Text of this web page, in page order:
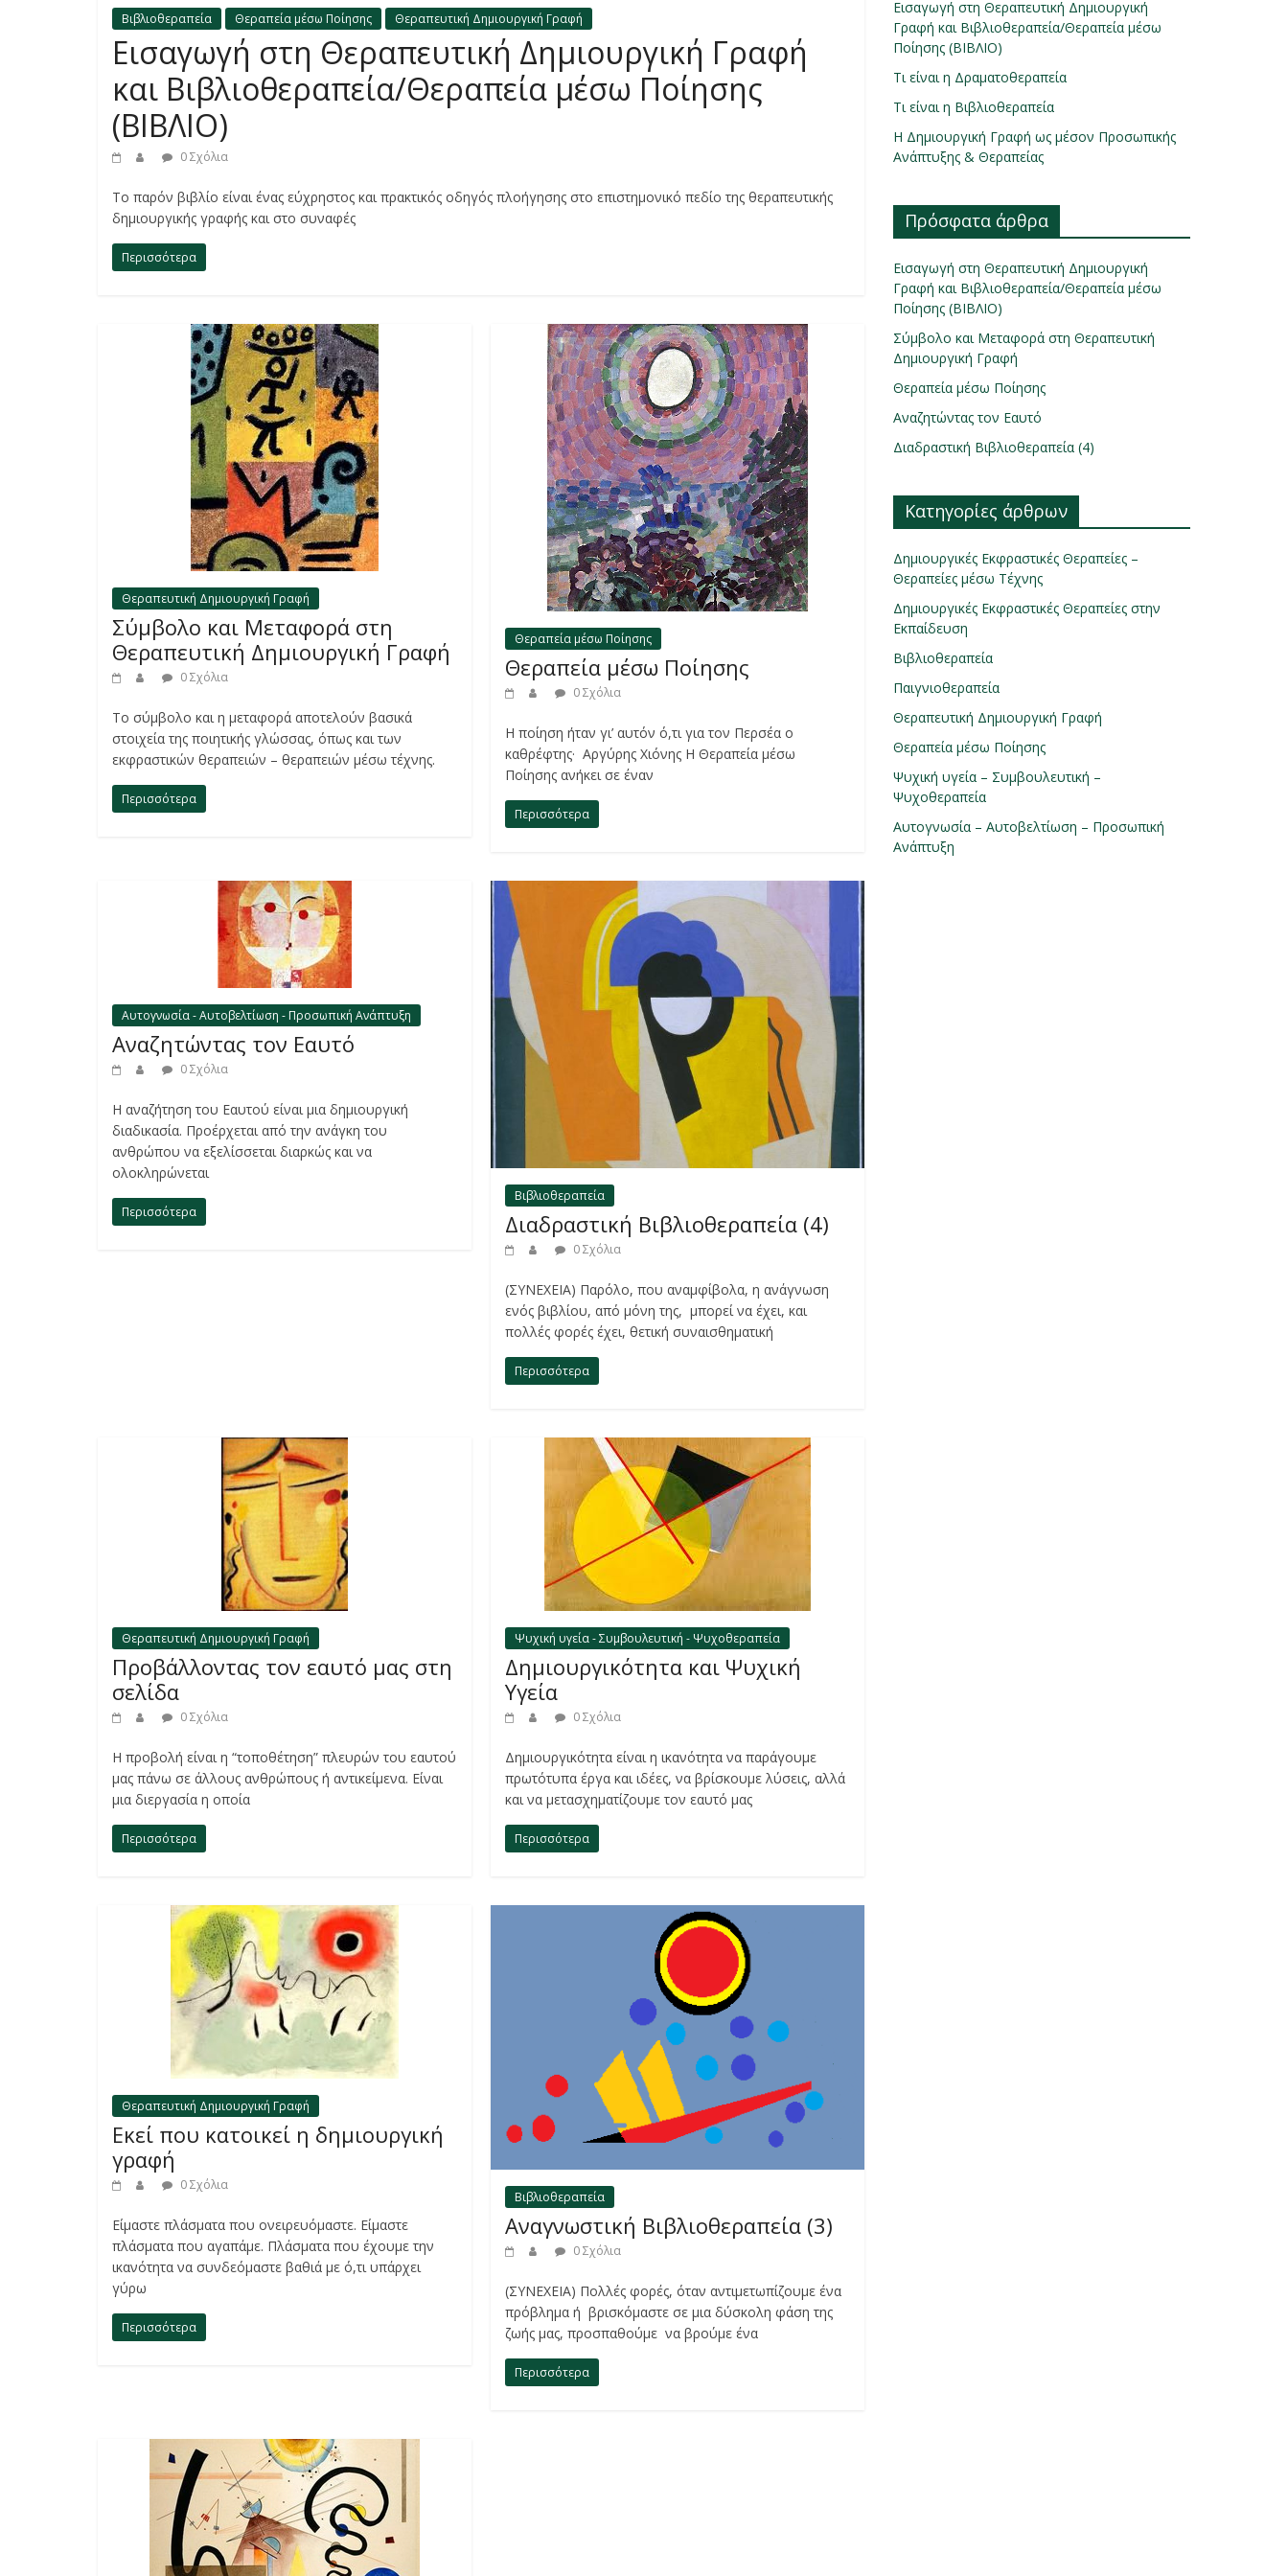
Βιβλιοθεραπεία Θεραπεία μέσω Ποίησης Θεραπευτική Δημιουργική Γραφή
Εισαγωγή στη Θεραπευτική Δημιουργική Γραφή
και Βιβλιοθεραπεία/Θεραπεία μέσω Ποίησης
(ΒΙΒΛΙΟ)
0 Σχόλια
Το παρόν βιβλίο είναι ένας εύχρηστος και πρακτικός οδηγός πλοήγησης στο επιστημονικό πεδίο της θεραπευτικής
δημιουργικής γραφής και στο συναφές
Περισσότερα
Θεραπευτική Δημιουργική Γραφή
Σύμβολο και Μεταφορά στη
Θεραπευτική Δημιουργική Γραφή
0 Σχόλια
Το σύμβολο και η μεταφορά αποτελούν βασικά
στοιχεία της ποιητικής γλώσσας, όπως και των
εκφραστικών θεραπειών – θεραπειών μέσω τέχνης.
Περισσότερα
Θεραπεία μέσω Ποίησης
Θεραπεία μέσω Ποίησης
0 Σχόλια
Η ποίηση ήταν γι’ αυτόν ό,τι για τον Περσέα ο
καθρέφτης· Αργύρης Χιόνης Η Θεραπεία μέσω
Ποίησης ανήκει σε έναν
Περισσότερα
Αυτογνωσία - Αυτοβελτίωση - Προσωπική Ανάπτυξη
Αναζητώντας τον Εαυτό
0 Σχόλια
H αναζήτηση του Εαυτού είναι μια δημιουργική
διαδικασία. Προέρχεται από την ανάγκη του
ανθρώπου να εξελίσσεται διαρκώς και να
ολοκληρώνεται
Περισσότερα
Βιβλιοθεραπεία
Διαδραστική Βιβλιοθεραπεία (4)
0 Σχόλια
(ΣΥΝΕΧΕΙΑ) Παρόλο, που αναμφίβολα, η ανάγνωση
ενός βιβλίου, από μόνη της, μπορεί να έχει, και
πολλές φορές έχει, θετική συναισθηματική
Περισσότερα
Θεραπευτική Δημιουργική Γραφή
Προβάλλοντας τον εαυτό μας στη
σελίδα
0 Σχόλια
Η προβολή είναι η “τοποθέτηση” πλευρών του εαυτού
μας πάνω σε άλλους ανθρώπους ή αντικείμενα. Είναι
μια διεργασία η οποία
Περισσότερα
Ψυχική υγεία - Συμβουλευτική - Ψυχοθεραπεία
Δημιουργικότητα και Ψυχική
Υγεία
0 Σχόλια
Δημιουργικότητα είναι η ικανότητα να παράγουμε
πρωτότυπα έργα και ιδέες, να βρίσκουμε λύσεις, αλλά
και να μετασχηματίζουμε τον εαυτό μας
Περισσότερα
Θεραπευτική Δημιουργική Γραφή
Εκεί που κατοικεί η δημιουργική
γραφή
0 Σχόλια
Είμαστε πλάσματα που ονειρευόμαστε. Είμαστε
πλάσματα που αγαπάμε. Πλάσματα που έχουμε την
ικανότητα να συνδεόμαστε βαθιά με ό,τι υπάρχει
γύρω
Περισσότερα
Βιβλιοθεραπεία
Αναγνωστική Βιβλιοθεραπεία (3)
0 Σχόλια
(ΣΥΝΕΧΕΙΑ) Πολλές φορές, όταν αντιμετωπίζουμε ένα
πρόβλημα ή βρισκόμαστε σε μια δύσκολη φάση της
ζωής μας, προσπαθούμε να βρούμε ένα
Περισσότερα
Εισαγωγή στη Θεραπευτική Δημιουργική
Γραφή και Βιβλιοθεραπεία/Θεραπεία μέσω
Ποίησης (ΒΙΒΛΙΟ)
Τι είναι η Δραματοθεραπεία
Τι είναι η Βιβλιοθεραπεία
Η Δημιουργική Γραφή ως μέσον Προσωπικής
Ανάπτυξης & Θεραπείας
Πρόσφατα άρθρα
Εισαγωγή στη Θεραπευτική Δημιουργική
Γραφή και Βιβλιοθεραπεία/Θεραπεία μέσω
Ποίησης (ΒΙΒΛΙΟ)
Σύμβολο και Μεταφορά στη Θεραπευτική
Δημιουργική Γραφή
Θεραπεία μέσω Ποίησης
Αναζητώντας τον Εαυτό
Διαδραστική Βιβλιοθεραπεία (4)
Κατηγορίες άρθρων
Δημιουργικές Εκφραστικές Θεραπείες –
Θεραπείες μέσω Τέχνης
Δημιουργικές Εκφραστικές Θεραπείες στην
Εκπαίδευση
Βιβλιοθεραπεία
Παιγνιοθεραπεία
Θεραπευτική Δημιουργική Γραφή
Θεραπεία μέσω Ποίησης
Ψυχική υγεία – Συμβουλευτική –
Ψυχοθεραπεία
Αυτογνωσία – Αυτοβελτίωση – Προσωπική
Ανάπτυξη